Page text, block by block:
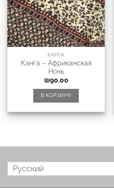
КАНГА
Канга – Африканская
Ночь
₪90.00
В КОРЗИНУ
Русский